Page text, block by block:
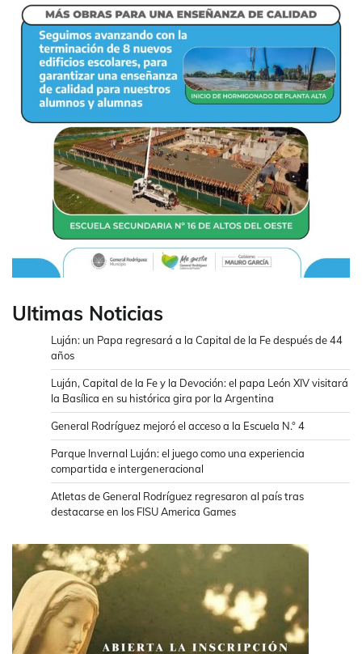
Ultimas Noticias
Luján: un Papa regresará a la Capital de la Fe después de 44
años
Luján, Capital de la Fe y la Devoción: el papa León XIV visitará
la Basílica en su histórica gira por la Argentina
General Rodríguez mejoró el acceso a la Escuela N.° 4
Parque Invernal Luján: el juego como una experiencia
compartida e intergeneracional
Atletas de General Rodríguez regresaron al país tras
destacarse en los FISU America Games